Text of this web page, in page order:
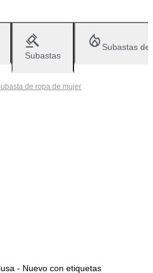
Subastas
Subastas
de ropa de mujer
- Nuevo con etiquetas